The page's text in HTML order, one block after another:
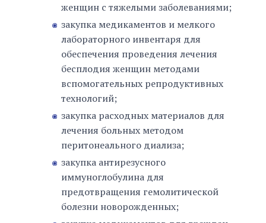
женщин с тяжелыми заболеваниями;
закупка медикаментов и мелкого
лабораторного инвентаря для
обеспечения проведения лечения
бесплодия женщин методами
вспомогательных репродуктивных
технологий;
закупка расходных материалов для
лечения больных методом
перитонеального диализа;
закупка антирезусного
иммуноглобулина для
предотвращения гемолитической
болезни новорожденных;